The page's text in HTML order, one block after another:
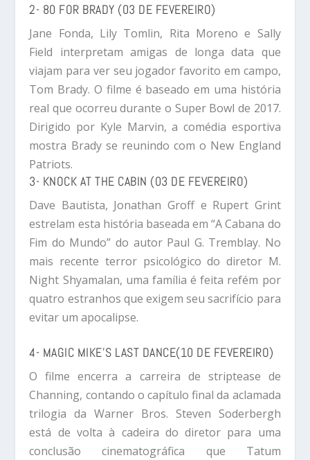
2- 80 FOR BRADY (03 DE FEVEREIRO)
Jane Fonda, Lily Tomlin, Rita Moreno e Sally
Field interpretam amigas de longa data que
viajam para ver seu jogador favorito em campo,
Tom Brady. O filme é baseado em uma história
real que ocorreu durante o Super Bowl de 2017.
Dirigido por Kyle Marvin, a comédia esportiva
mostra Brady se reunindo com o New England
Patriots.
3- KNOCK AT THE CABIN (03 DE FEVEREIRO)
Dave Bautista, Jonathan Groff e Rupert Grint
estrelam esta história baseada em “A Cabana do
Fim do Mundo” do autor Paul G. Tremblay. No
mais recente terror psicológico do diretor M.
Night Shyamalan, uma família é feita refém por
quatro estranhos que exigem seu sacrifício para
evitar um apocalipse.
4- MAGIC MIKE’S LAST DANCE(10 DE FEVEREIRO)
O filme encerra a carreira de striptease de
Channing, contando o capítulo final da aclamada
trilogia da Warner Bros. Steven Soderbergh
está de volta à cadeira do diretor para uma
conclusão cinematográfica que Tatum